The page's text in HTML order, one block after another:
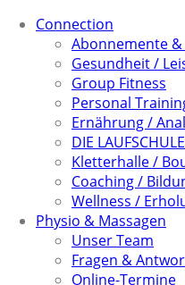
Connection
Abonnemente &
Gesundheit /
Group Fitness
Personal
Ernährung /
DIE LAUFSCHULE
Kletterhalle /
Coaching /
Wellness /
Physio & Massagen
Unser Team
Fragen &
Online-Termine